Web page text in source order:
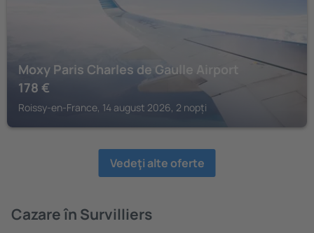
Moxy Paris Charles de Gaulle Airport
178 €
Roissy-en-France, 14 august 2026, 2 nopți
Vedeţi alte oferte
Cazare în Survilliers